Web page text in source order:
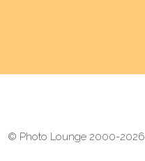
© Photo Lounge 2000-